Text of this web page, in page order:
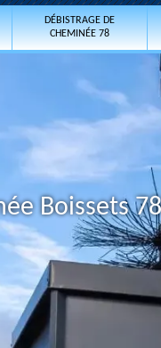
DÉBISTRAGE DE
CHEMINÉE 78
Boissets